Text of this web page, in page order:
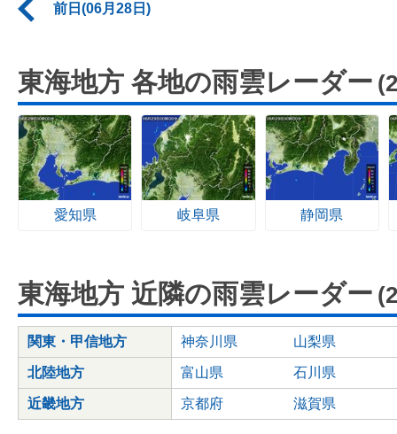
前日(06月28日)
東海地方 各地の雨雲レーダー
愛知県 岐阜県 静岡県
東海地方 近隣の雨雲レーダー
関東・甲信地方 神奈川県 山梨県
北陸地方 富山県 石川県
近畿地方 京都府 滋賀県